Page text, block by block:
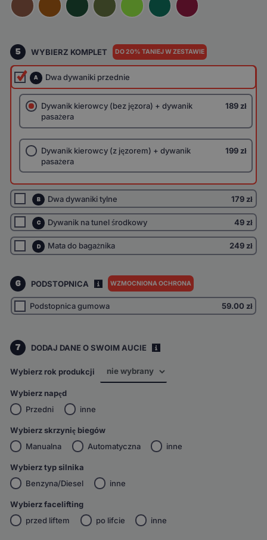
5 WYBIERZ KOMPLET DO 20% TANIEJ W ZESTAWIE
A Dwa dywaniki przednie
Dywanik kierowcy (bez jęzora) + dywanik
pasażera
189 zł
Dywanik kierowcy (z jęzorem) + dywanik
pasażera
199 zł
B Dwa dywaniki tylne 179 zł
C Dywanik na tunel środkowy 49 zł
D Mata do bagażnika 249 zł
6 PODSTOPNICA WZMOCNIONA OCHRONA
Podstopnica gumowa 59.00 zł
7 DODAJ DANE O SWOIM AUCIE
Wybierz rok produkcji
Wybierz napęd
Przedni
inne
Wybierz skrzynię biegów
Manualna
Automatyczna inne
Wybierz typ silnika
Benzyna/Diesel
inne
Wybierz facelifting
przed liftem
po lifcie inne